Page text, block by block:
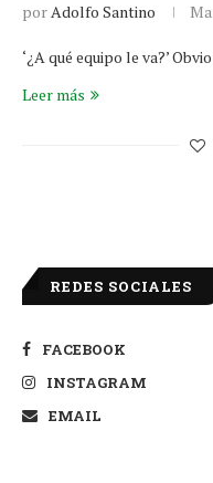
porAdolfo Santino
‘¿A qué equipo le va?’
Leer más
REDES SOCIALES
FACEBOOK
INSTAGRAM
EMAIL